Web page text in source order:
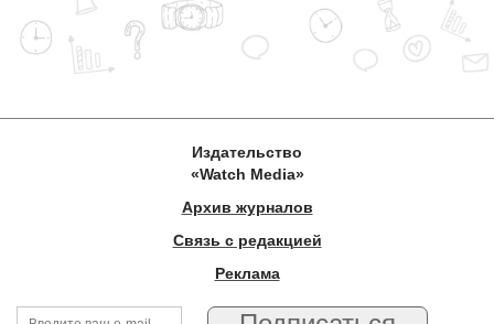
Издательство
«Watch Media»
Архив журналов
Связь с редакцией
Реклама